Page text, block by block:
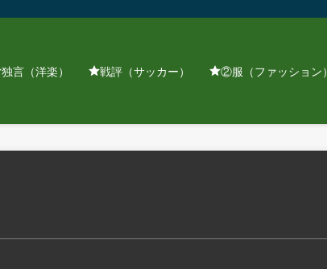
独言（洋楽） 戦評（サッカー） ②服（ファッション）